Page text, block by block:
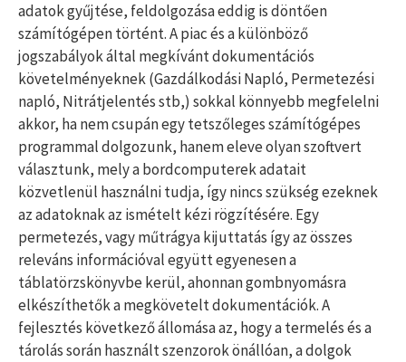
adatok gyűjtése, feldolgozása eddig is döntően
számítógépen történt. A piac és a különböző
jogszabályok által megkívánt dokumentációs
követelményeknek (Gazdálkodási Napló, Permetezési
napló, Nitrátjelentés stb,) sokkal könnyebb megfelelni
akkor, ha nem csupán egy tetszőleges számítógépes
programmal dolgozunk, hanem eleve olyan szoftvert
választunk, mely a bordcomputerek adatait
közvetlenül használni tudja, így nincs szükség ezeknek
az adatoknak az ismételt kézi rögzítésére. Egy
permetezés, vagy műtrágya kijuttatás így az összes
releváns információval együtt egyenesen a
táblatörzskönyvbe kerül, ahonnan gombnyomásra
elkészíthetők a megkövetelt dokumentációk. A
fejlesztés következő állomása az, hogy a termelés és a
tárolás során használt szenzorok önállóan, a dolgok